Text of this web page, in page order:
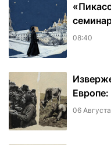
08:40
Европе:
06